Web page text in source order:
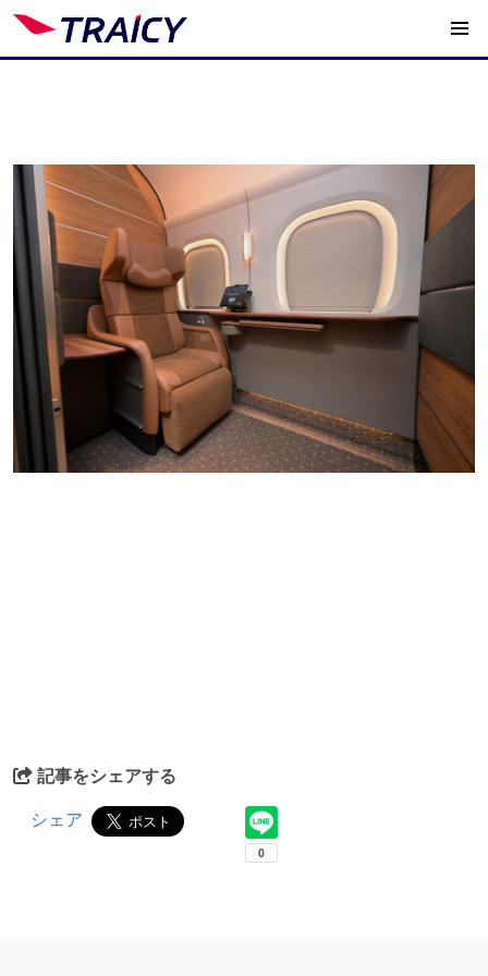
記事をシェアする
シェア